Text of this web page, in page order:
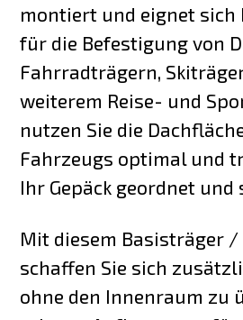
montiert und eignet sich
für die Befestigung von
Fahrradträgern,
weiterem Reise- und
nutzen Sie die
Fahrzeugs optimal und
Ihr Gepäck geordnet und
Mit diesem Basisträger
schaffen Sie sich
ohne den Innenraum zu